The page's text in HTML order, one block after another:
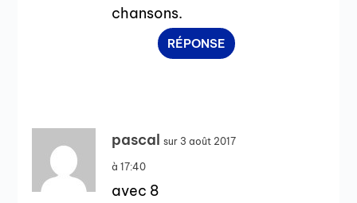
chansons.
RÉPONSE
pascal sur 3 août 2017
à 17:40
avec 8